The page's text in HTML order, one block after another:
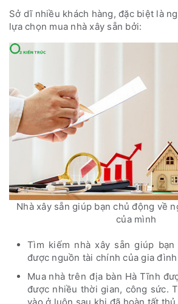
Sở dĩ nhiều khách hàng, đặc biệt là
lựa chọn mua nhà xây sẵn bởi:
Nhà xây sẵn giúp bạn chủ động về
của mình
Tìm kiếm nhà xây sẵn giúp
được nguồn tài chính của gia đình
Mua nhà trên địa bàn Hà Tĩnh
được nhiều thời gian, công sức.